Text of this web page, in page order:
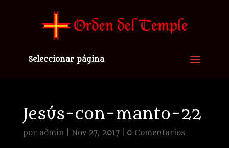
Seleccionar página
Jesús-con-manto-22
por admin Nov 27, 2017| 0 Comentarios